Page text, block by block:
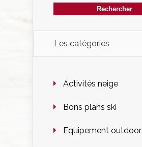
Les catégories
Activités neige
Bons plans ski
Equipement outdoor